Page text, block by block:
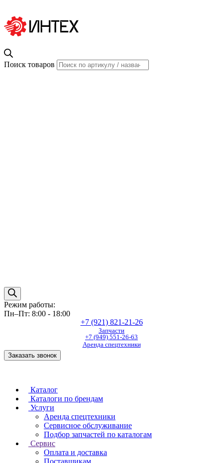
Поиск товаров
Режим работы:
Пн–Пт: 8:00 - 18:00
+7 (921) 821-21-26
Запчасти
+7 (949) 551-26-63
Аренда спецтехники
Заказать звонок
Каталог
Каталоги по брендам
Услуги
Аренда спецтехники
Сервисное обслуживание
Подбор запчастей по каталогам
Сервис
Оплата и доставка
Поставщикам